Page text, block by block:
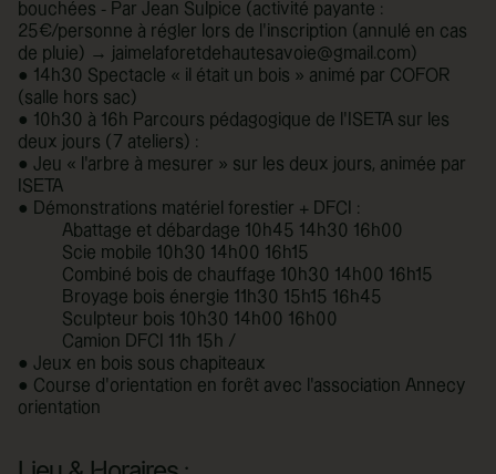
bouchées - Par Jean Sulpice (activité payante :
25€/personne à régler lors de l’inscription (annulé en cas
de pluie) → jaimelaforetdehautesavoie@gmail.com)
● 14h30 Spectacle « il était un bois » animé par COFOR
(salle hors sac)
● 10h30 à 16h Parcours pédagogique de l’ISETA sur les
deux jours (7 ateliers) :
● Jeu « l’arbre à mesurer » sur les deux jours, animée par
ISETA
● Démonstrations matériel forestier + DFCI :
Abattage et débardage 10h45 14h30 16h00
Scie mobile 10h30 14h00 16h15
Combiné bois de chauffage 10h30 14h00 16h15
Broyage bois énergie 11h30 15h15 16h45
Sculpteur bois 10h30 14h00 16h00
Camion DFCI 11h 15h /
● Jeux en bois sous chapiteaux
● Course d’orientation en forêt avec l’association Annecy
orientation